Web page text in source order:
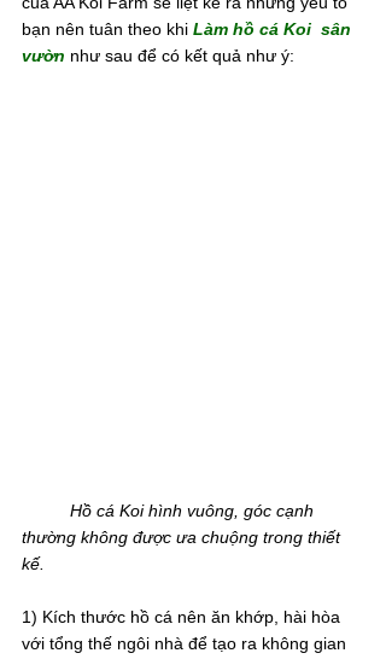
bạn nên tuân theo khi Làm hồ cá Koi  sân
vườn như sau để có kết quả như ý:
thường không được ưa chuộng trong thiết
kế.
1) Kích thước hồ cá nên ăn khớp, hài hòa
với tổng thế ngôi nhà để tạo ra không gian